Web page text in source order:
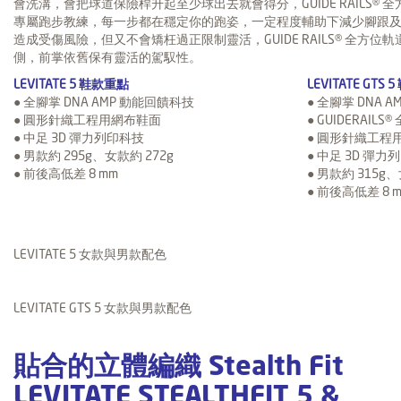
會洗溝，會把球道保險桿升起至少球出去就會得分，GUIDE RAILS®
專屬跑步教練，每一步都在穩定你的跑姿，一定程度輔助下減少腳跟
造成受傷風險，但又不會矯枉過正限制靈活，GUIDE RAILS® 全方位
側，前掌依舊保有靈活的駕馭性。
LEVITATE 5 鞋款重點
● 全腳掌 DNA AMP 動能回饋科技
● 圓形針織工程用網布鞋面
● 中足 3D 彈力列印科技
● 男款約 295g、女款約 272g
● 前後高低差 8 mm
LEVITATE GTS
● 全腳掌 DNA
● GUIDERAILS®
● 圓形針織工程
● 中足 3D 彈力
● 男款約 315g
● 前後高低差 8
LEVITATE 5 女款與男款配色
LEVITATE GTS 5 女款與男款配色
貼合的立體編織 Stealth Fit